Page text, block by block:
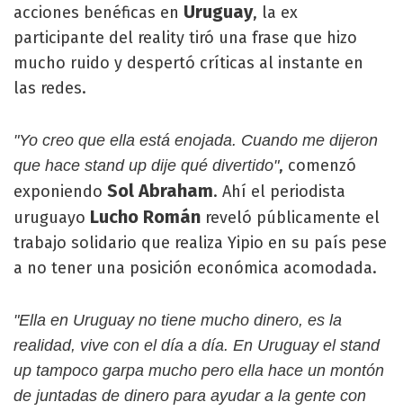
acciones benéficas en Uruguay, la ex
participante del reality tiró una frase que hizo
mucho ruido y despertó críticas al instante en
las redes.
"Yo creo que ella está enojada. Cuando me dijeron
que hace stand up dije qué divertido", comenzó
exponiendo Sol Abraham. Ahí el periodista
uruguayo Lucho Román reveló públicamente el
trabajo solidario que realiza Yipio en su país pese
a no tener una posición económica acomodada.
"Ella en Uruguay no tiene mucho dinero, es la
realidad, vive con el día a día. En Uruguay el stand
up tampoco garpa mucho pero ella hace un montón
de juntadas de dinero para ayudar a la gente con